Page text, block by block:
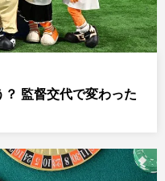
監督交代で変わった